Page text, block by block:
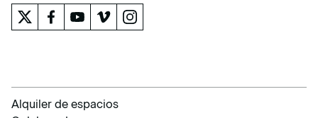
Alquiler de espacios